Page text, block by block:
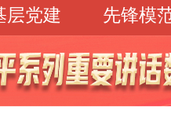
层党建 先锋模
经验交流
专题库